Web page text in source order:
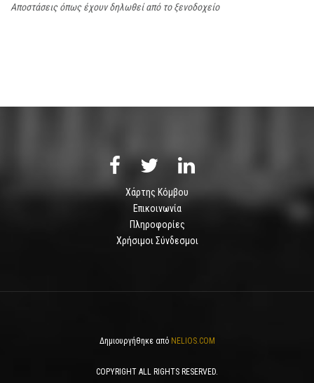
Αποστάσεις όπως έχουν δηλωθεί από το ξενοδοχείο
Χάρτης Κόμβου
Επικοινωνία
Πληροφορίες
Χρήσιμοι Σύνδεσμοι
Δημιουργήθηκε από NELIOS.COM
COPYRIGHT ALL RIGHTS RESERVED.